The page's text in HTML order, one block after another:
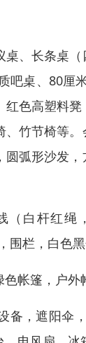
、长条桌
吧桌、80厘
色高塑料
竹节椅等
弧形沙发
（白杆红
围栏，白色黑
帐篷，户外
备，遮阳伞